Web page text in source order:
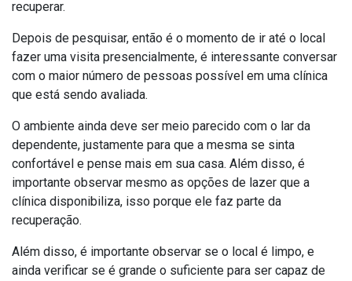
recuperar.
Depois de pesquisar, então é o momento de ir até o local
fazer uma visita presencialmente, é interessante conversar
com o maior número de pessoas possível em uma clínica
que está sendo avaliada.
O ambiente ainda deve ser meio parecido com o lar da
dependente, justamente para que a mesma se sinta
confortável e pense mais em sua casa. Além disso, é
importante observar mesmo as opções de lazer que a
clínica disponibiliza, isso porque ele faz parte da
recuperação.
Além disso, é importante observar se o local é limpo, e
ainda verificar se é grande o suficiente para ser capaz de